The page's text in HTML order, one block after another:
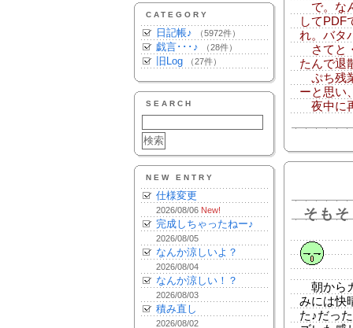
CATEGORY
日記帳♪ （5972件）
戯言･･･♪ （28件）
旧Log （27件）
SEARCH
NEW ENTRY
仕様変更
2026/08/06 New!
完成しちゃったねー♪
2026/08/05
なんか涼しいよ？
2026/08/04
なんか涼しい！？
2026/08/03
積み直し
2026/08/02
で。な
してPDF
れ。バタ
さてと
たんで退
ぷち残
ーと思い
夜中に
そも
朝から
みには快
た♪だっ